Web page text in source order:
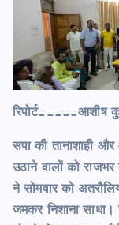
रिपोर्ट_____आशीष
सपा की तानाशाही
उठाने वालों को
ने सोमवार को
जमकर निशाना